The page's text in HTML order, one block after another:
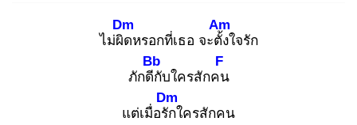
ไม่ผิด
Dm
หรอกที่เธอ จะตั้ง
Am
ใจรัก
ภักดีกั
Bb
บใครสักคน
F
แต่เมื่อรัก
Dm
ใครสักคน